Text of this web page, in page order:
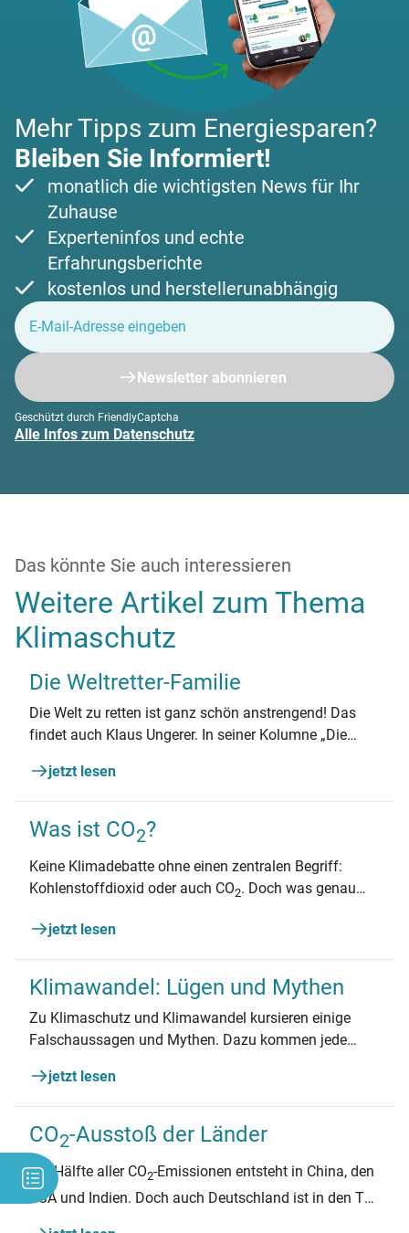
Mehr Tipps zum Energiesparen?
Bleiben Sie Informiert!
monatlich die wichtigsten News für Ihr
Zuhause
Experteninfos und echte
Erfahrungsberichte
kostenlos und herstellerunabhängig
Newsletter abonnieren
Geschützt durch FriendlyCaptcha
Alle Infos zum Datenschutz
Das könnte Sie auch interessieren
Weitere Artikel zum Thema
Klimaschutz
Die Weltretter-Familie
Die Welt zu retten ist ganz schön anstrengend! Das
findet auch Klaus Ungerer. In seiner Kolumne „Die
humorvoll über die Tücken des Energiesparens im
Familienalltag.
jetzt lesen
Was ist CO2?
Keine Klimadebatte ohne einen zentralen Begriff:
Kohlenstoffdioxid oder auch CO2. Doch was genau
Artikel finden Sie Antworten.
jetzt lesen
Klimawandel: Lügen und Mythen
Zu Klimaschutz und Klimawandel kursieren einige
Falschaussagen und Mythen. Dazu kommen jede
häufigsten gesammelt – und liefern Fakten, Quellen
und Links zum Weiterlesen.
jetzt lesen
CO2-Ausstoß der Länder
Die Hälfte aller CO2-Emissionen entsteht in China, den
USA und Indien. Doch auch Deutschland ist in den Top